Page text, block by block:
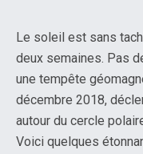
Le soleil est sans
deux semaines. Pas
une tempête
décembre 2018,
autour du cercle
Voici quelques